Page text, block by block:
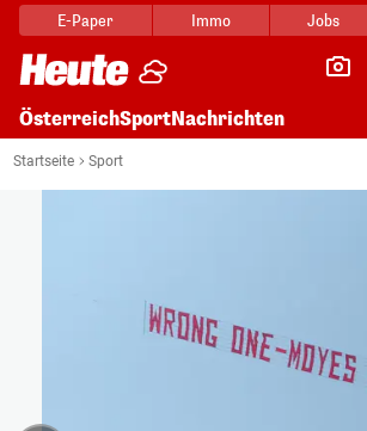
E-Paper Immo Jobs
ÖsterreichSportNachrichten
Startseite Sport